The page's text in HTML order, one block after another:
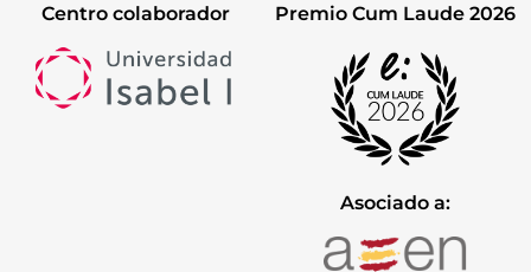
Centro colaborador Premio Cum Laude 2026
Asociado a: